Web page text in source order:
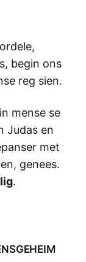
begin ons
reg sien.
mense se
Judas en
met
genees.
lig.